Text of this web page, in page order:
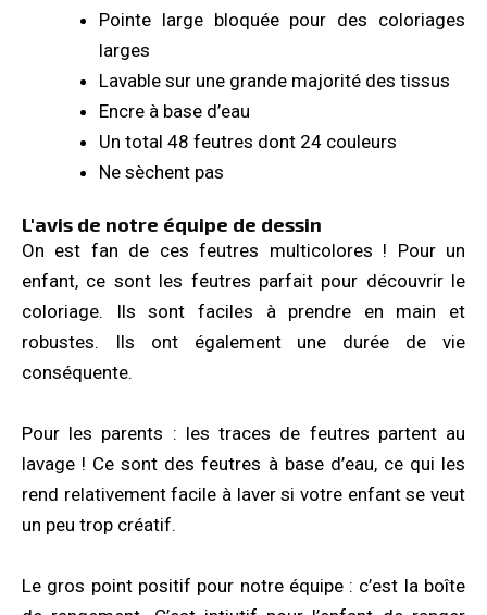
Pointe large bloquée pour des coloriages
larges
Lavable sur une grande majorité des tissus
Encre à base d’eau
Un total 48 feutres dont 24 couleurs
Ne sèchent pas
L'avis de notre équipe de dessin
On est fan de ces feutres multicolores ! Pour un
enfant, ce sont les feutres parfait pour découvrir le
coloriage. Ils sont faciles à prendre en main et
robustes. Ils ont également une durée de vie
conséquente.
Pour les parents : les traces de feutres partent au
lavage ! Ce sont des feutres à base d’eau, ce qui les
rend relativement facile à laver si votre enfant se veut
un peu trop créatif.
Le gros point positif pour notre équipe : c’est la boîte